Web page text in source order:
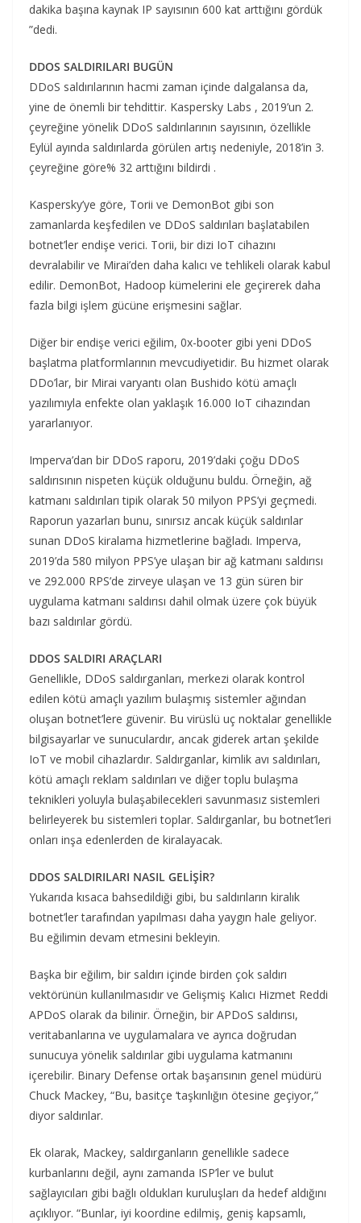
dakika başına kaynak IP sayısının 600 kat arttığını gördük
”dedi.
DDOS SALDIRILARI BUGÜN
DDoS saldırılarının hacmi zaman içinde dalgalansa da,
yine de önemli bir tehdittir. Kaspersky Labs , 2019’un 2.
çeyreğine yönelik DDoS saldırılarının sayısının, özellikle
Eylül ayında saldırılarda görülen artış nedeniyle, 2018’in 3.
çeyreğine göre% 32 arttığını bildirdi .
Kaspersky’ye göre, Torii ve DemonBot gibi son
zamanlarda keşfedilen ve DDoS saldırıları başlatabilen
botnet’ler endişe verici. Torii, bir dizi IoT cihazını
devralabilir ve Mirai’den daha kalıcı ve tehlikeli olarak kabul
edilir. DemonBot, Hadoop kümelerini ele geçirerek daha
fazla bilgi işlem gücüne erişmesini sağlar.
Diğer bir endişe verici eğilim, 0x-booter gibi yeni DDoS
başlatma platformlarının mevcudiyetidir. Bu hizmet olarak
DDo’lar, bir Mirai varyantı olan Bushido kötü amaçlı
yazılımıyla enfekte olan yaklaşık 16.000 IoT cihazından
yararlanıyor.
Imperva’dan bir DDoS raporu, 2019’daki çoğu DDoS
saldırısının nispeten küçük olduğunu buldu. Örneğin, ağ
katmanı saldırıları tipik olarak 50 milyon PPS’yi geçmedi.
Raporun yazarları bunu, sınırsız ancak küçük saldırılar
sunan DDoS kiralama hizmetlerine bağladı. Imperva,
2019’da 580 milyon PPS’ye ulaşan bir ağ katmanı saldırısı
ve 292.000 RPS’de zirveye ulaşan ve 13 gün süren bir
uygulama katmanı saldırısı dahil olmak üzere çok büyük
bazı saldırılar gördü.
DDOS SALDIRI ARAÇLARI
Genellikle, DDoS saldırganları, merkezi olarak kontrol
edilen kötü amaçlı yazılım bulaşmış sistemler ağından
oluşan botnet’lere güvenir. Bu virüslü uç noktalar genellikle
bilgisayarlar ve sunuculardır, ancak giderek artan şekilde
IoT ve mobil cihazlardır. Saldırganlar, kimlik avı saldırıları,
kötü amaçlı reklam saldırıları ve diğer toplu bulaşma
teknikleri yoluyla bulaşabilecekleri savunmasız sistemleri
belirleyerek bu sistemleri toplar. Saldırganlar, bu botnet’leri
onları inşa edenlerden de kiralayacak.
DDOS SALDIRILARI NASIL GELİŞİR?
Yukarıda kısaca bahsedildiği gibi, bu saldırıların kiralık
botnet’ler tarafından yapılması daha yaygın hale geliyor.
Bu eğilimin devam etmesini bekleyin.
Başka bir eğilim, bir saldırı içinde birden çok saldırı
vektörünün kullanılmasıdır ve Gelişmiş Kalıcı Hizmet Reddi
APDoS olarak da bilinir. Örneğin, bir APDoS saldırısı,
veritabanlarına ve uygulamalara ve ayrıca doğrudan
sunucuya yönelik saldırılar gibi uygulama katmanını
içerebilir. Binary Defense ortak başarısının genel müdürü
Chuck Mackey, “Bu, basitçe ‘taşkınlığın ötesine geçiyor,”
diyor saldırılar.
Ek olarak, Mackey, saldırganların genellikle sadece
kurbanlarını değil, aynı zamanda ISP’ler ve bulut
sağlayıcıları gibi bağlı oldukları kuruluşları da hedef aldığını
açıklıyor. “Bunlar, iyi koordine edilmiş, geniş kapsamlı,